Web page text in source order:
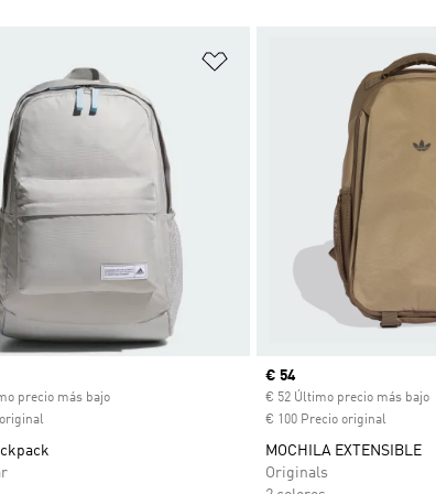
Añadir a la lista de deseos
precio más bajo
Precio actual
€ 54
€ 52 Último precio más bajo
€ 100 Precio original
MOCHILA EXTENSIBLE
Originals